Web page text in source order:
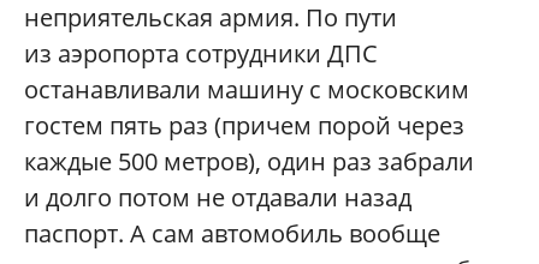
неприятельская армия. По пути
из аэропорта сотрудники ДПС
останавливали машину с московским
гостем пять раз (причем порой через
каждые 500 метров), один раз забрали
и долго потом не отдавали назад
паспорт. А сам автомобиль вообще